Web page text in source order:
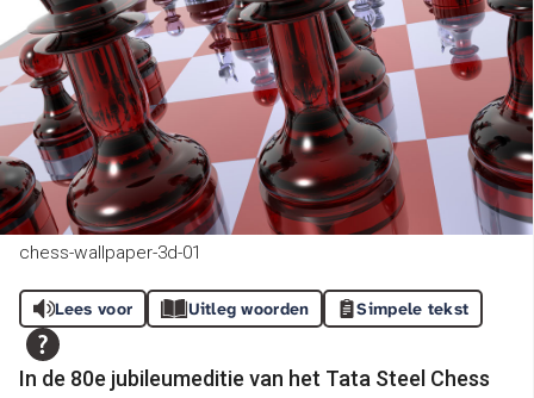
chess-wallpaper-3d-01
Lees voor Uitleg woorden Simpele tekst
In de 80e jubileumeditie van het Tata Steel Chess